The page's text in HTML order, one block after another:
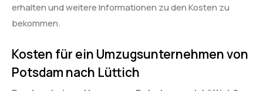
erhalten und weitere Informationen zu den Kosten zu
bekommen.
Kosten für ein Umzugsunternehmen von
Potsdam nach Lüttich